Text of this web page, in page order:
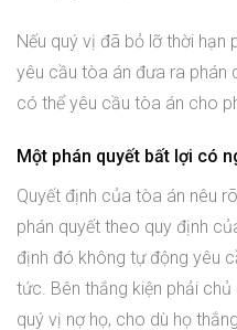
Nếu quý vị đã bỏ lỡ thời hạn
yêu cầu tòa án đưa ra phán
có thể yêu cầu tòa án cho
Một phán quyết bất lợi có
Quyết định của tòa án nêu
phán quyết theo quy định
định đó không tự động yêu
tức. Bên thắng kiện phải
quý vị nợ họ, cho dù họ